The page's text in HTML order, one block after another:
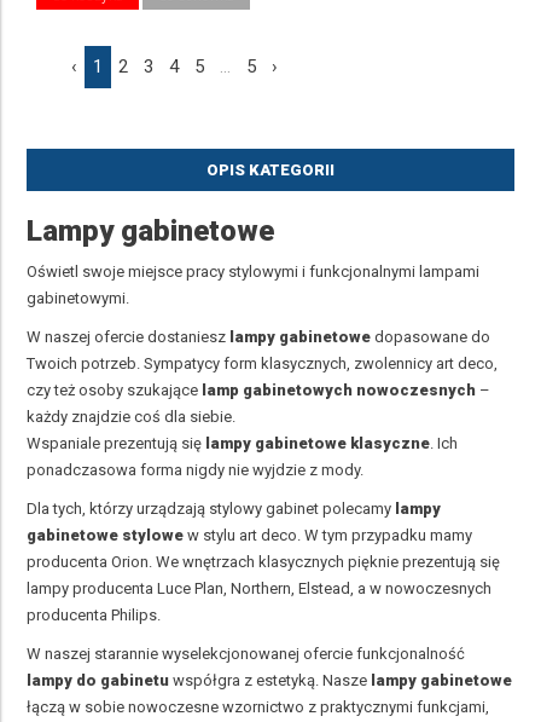
‹ 1 2 3 4 5 ... 5 ›
OPIS KATEGORII
Lampy gabinetowe
Oświetl swoje miejsce pracy stylowymi i funkcjonalnymi lampami
gabinetowymi.
W naszej ofercie dostaniesz lampy gabinetowe dopasowane do
Twoich potrzeb. Sympatycy form klasycznych, zwolennicy art deco,
czy też osoby szukające lamp gabinetowych nowoczesnych –
każdy znajdzie coś dla siebie.
Wspaniale prezentują się lampy gabinetowe klasyczne . Ich
ponadczasowa forma nigdy nie wyjdzie z mody.
Dla tych, którzy urządzają stylowy gabinet polecamy lampy
gabinetowe stylowe w stylu art deco. W tym przypadku mamy
producenta Orion. We wnętrzach klasycznych pięknie prezentują się
lampy producenta Luce Plan, Northern, Elstead, a w nowoczesnych
producenta Philips.
W naszej starannie wyselekcjonowanej ofercie funkcjonalność
lampy do gabinetu współgra z estetyką. Nasze lampy gabinetowe
łączą w sobie nowoczesne wzornictwo z praktycznymi funkcjami,